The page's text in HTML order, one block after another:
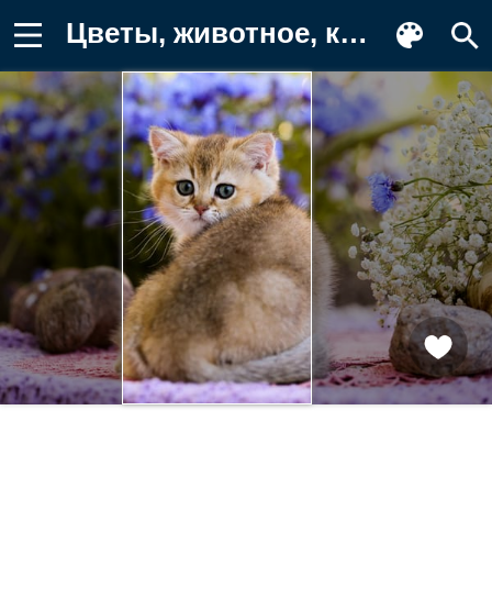
Цветы, животное, камни, котенок, детёныш Картинка